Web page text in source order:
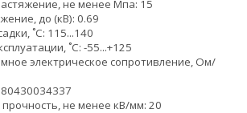
не менее Мпа: 15
до (кВ): 0.69
˚С: 115...140
˚С: -55...+125
электрическое сопротивление, Ом/
не менее кВ/мм: 20